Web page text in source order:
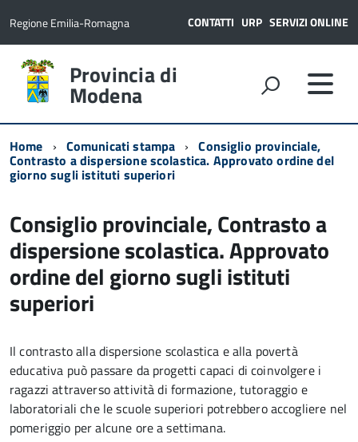
Regione Emilia-Romagna CONTATTI URP SERVIZI ONLINE
Provincia di
Modena
Home Comunicati stampa Consiglio provinciale,
Contrasto a dispersione scolastica. Approvato ordine del
giorno sugli istituti superiori
Consiglio provinciale, Contrasto a
dispersione scolastica. Approvato
ordine del giorno sugli istituti
superiori
Il contrasto alla dispersione scolastica e alla povertà
educativa può passare da progetti capaci di coinvolgere i
ragazzi attraverso attività di formazione, tutoraggio e
laboratoriali che le scuole superiori potrebbero accogliere nel
pomeriggio per alcune ore a settimana.